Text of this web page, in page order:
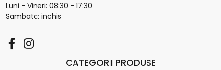
Luni - Vineri: 08:30 - 17:30
Sambata: inchis
CATEGORII PRODUSE